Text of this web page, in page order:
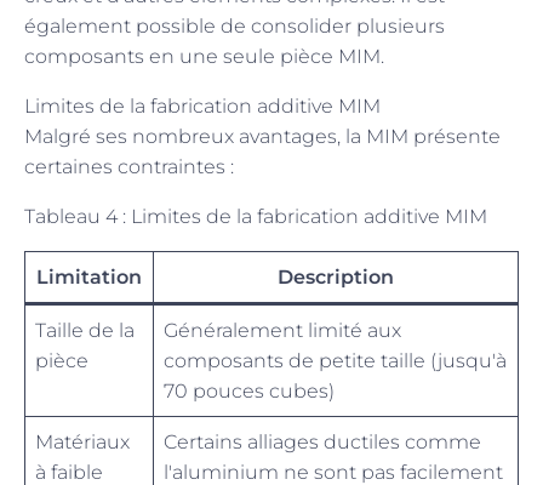
également possible de consolider plusieurs
composants en une seule pièce MIM.
Limites de la fabrication additive MIM
Malgré ses nombreux avantages, la MIM présente
certaines contraintes :
Tableau 4 : Limites de la fabrication additive MIM
Limitation Description
Taille de la
pièce
Généralement limité aux
composants de petite taille (jusqu'à
70 pouces cubes)
Matériaux
à faible
Certains alliages ductiles comme
l'aluminium ne sont pas facilement